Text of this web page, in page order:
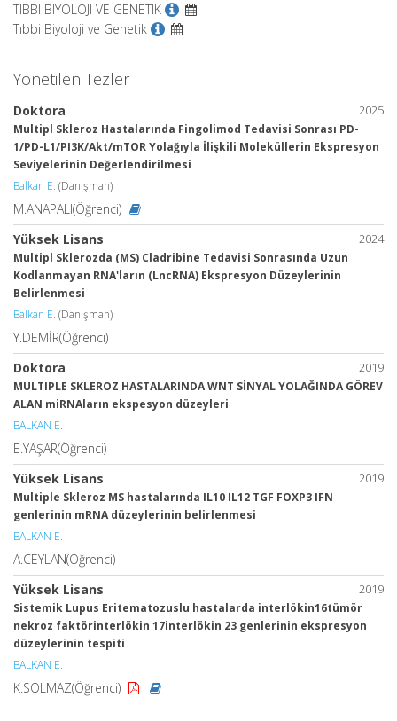
TIBBI BIYOLOJI VE GENETIK
Tıbbi Biyoloji ve Genetik
Yönetilen Tezler
2025
Doktora
Multipl Skleroz Hastalarında Fingolimod Tedavisi Sonrası PD-
1/PD-L1/PI3K/Akt/mTOR Yolağıyla İlişkili Moleküllerin Ekspresyon
Seviyelerinin Değerlendirilmesi
Balkan E. (Danışman)
M.ANAPALI(Öğrenci)
2024
Yüksek Lisans
Multipl Sklerozda (MS) Cladribine Tedavisi Sonrasında Uzun
Kodlanmayan RNA'ların (LncRNA) Ekspresyon Düzeylerinin
Belirlenmesi
Balkan E. (Danışman)
Y.DEMİR(Öğrenci)
2019
Doktora
MULTIPLE SKLEROZ HASTALARINDA WNT SİNYAL YOLAĞINDA GÖREV
ALAN miRNAların ekspesyon düzeyleri
BALKAN E.
E.YAŞAR(Öğrenci)
2019
Yüksek Lisans
Multiple Skleroz MS hastalarında IL10 IL12 TGF FOXP3 IFN
genlerinin mRNA düzeylerinin belirlenmesi
BALKAN E.
A.CEYLAN(Öğrenci)
2019
Yüksek Lisans
Sistemik Lupus Eritematozuslu hastalarda interlökin16tümör
nekroz faktörinterlökin 17interlökin 23 genlerinin ekspresyon
düzeylerinin tespiti
BALKAN E.
K.SOLMAZ(Öğrenci)